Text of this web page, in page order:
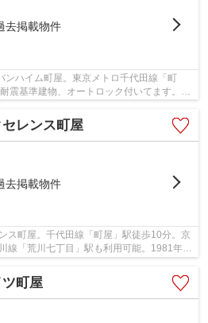
去掲載物件
ンハイム町屋。東京メトロ千代田線「町
震基準建物、オートロック付いてます。
セレンス町屋
去掲載物件
ス町屋。千代田線「町屋」駅徒歩10分。京
線「荒川七丁目」駅も利用可能。1981年7
町屋